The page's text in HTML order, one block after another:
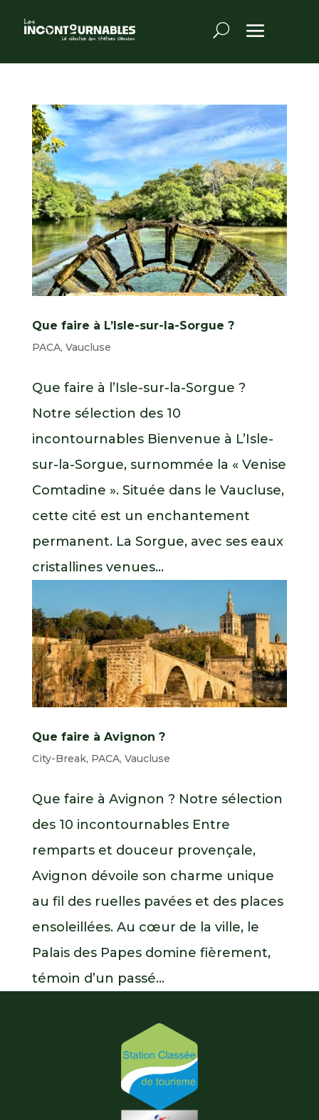
Que faire à L’Isle-sur-la-Sorgue ?
PACA, Vaucluse
Que faire à l’Isle-sur-la-Sorgue ?
Notre sélection des 10
incontournables Bienvenue à L’Isle-
sur-la-Sorgue, surnommée la « Venise
Comtadine ». Située dans le Vaucluse,
cette cité est un enchantement
permanent. La Sorgue, avec ses eaux
cristallines venues...
Que faire à Avignon ?
City-Break, PACA, Vaucluse
Que faire à Avignon ? Notre sélection
des 10 incontournables Entre
remparts et douceur provençale,
Avignon dévoile son charme unique
au fil des ruelles pavées et des places
ensoleillées. Au cœur de la ville, le
Palais des Papes domine fièrement,
témoin d’un passé...